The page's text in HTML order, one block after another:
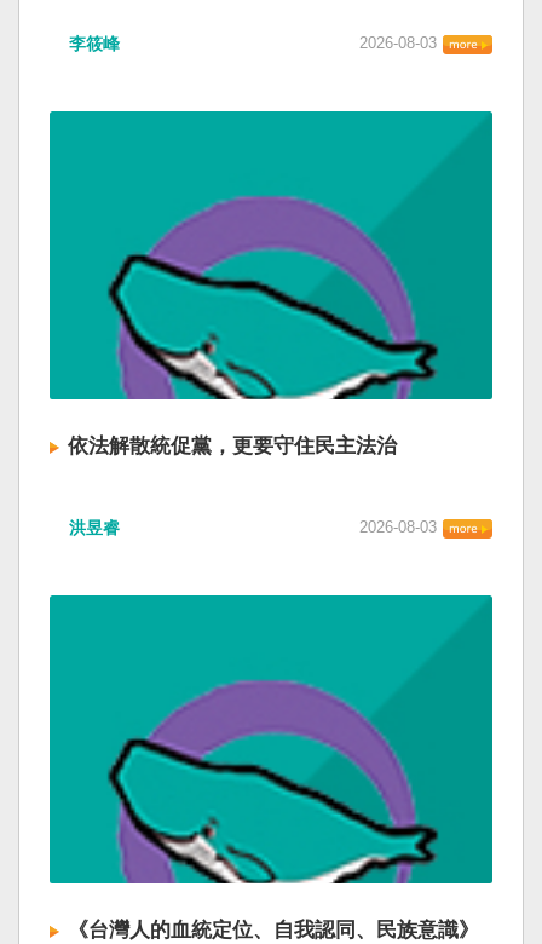
李筱峰 2026-08-03
依法解散統促黨，更要守住民主法治
洪昱睿 2026-08-03
《台灣人的血統定位、自我認同、民族意識》